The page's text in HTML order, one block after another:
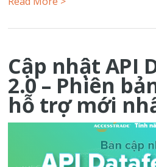
Cập nhật API
2.0 – Phiên
hỗ trợ mới